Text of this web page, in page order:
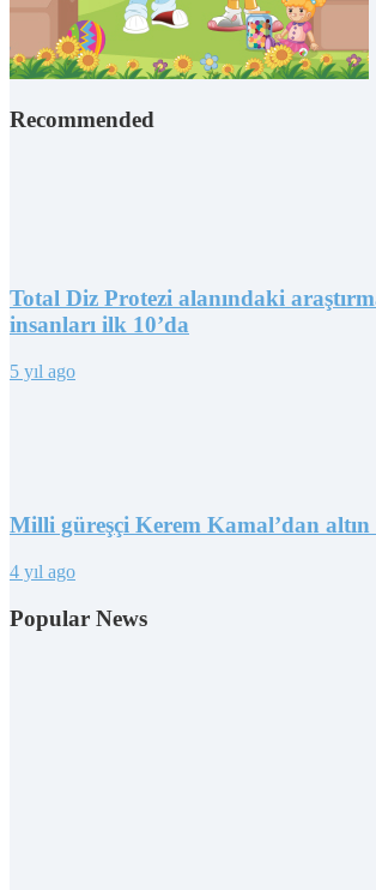
Recommended
Total Diz Protezi alanındaki
insanları ilk 10’da
5 yıl ago
Milli güreşçi Kerem Kamal’dan
4 yıl ago
Popular News